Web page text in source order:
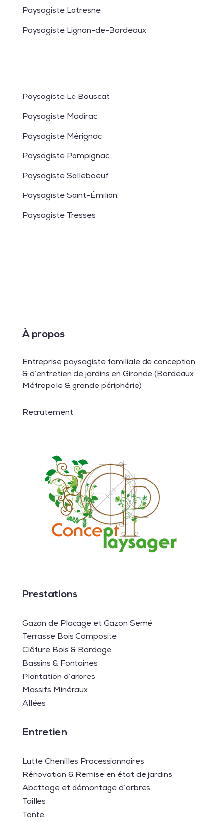
Paysagiste Latresne
Paysagiste Lignan-de-Bordeaux
Paysagiste Le Bouscat
Paysagiste Madirac
Paysagiste Mérignac
Paysagiste Pompignac
Paysagiste Salleboeuf
Paysagiste Saint-Émilion.
Paysagiste Tresses
À propos
Entreprise paysagiste familiale de conception
& d’entretien de jardins en Gironde (Bordeaux
Métropole & grande périphérie)
Recrutement
Prestations
Gazon de Placage et Gazon Semé
Terrasse Bois Composite
Clôture Bois & Bardage
Bassins & Fontaines
Plantation d’arbres
Massifs Minéraux
Allées
Entretien
Lutte Chenilles Processionnaires
Rénovation & Remise en état de jardins
Abattage et démontage d’arbres
Tailles
Tonte